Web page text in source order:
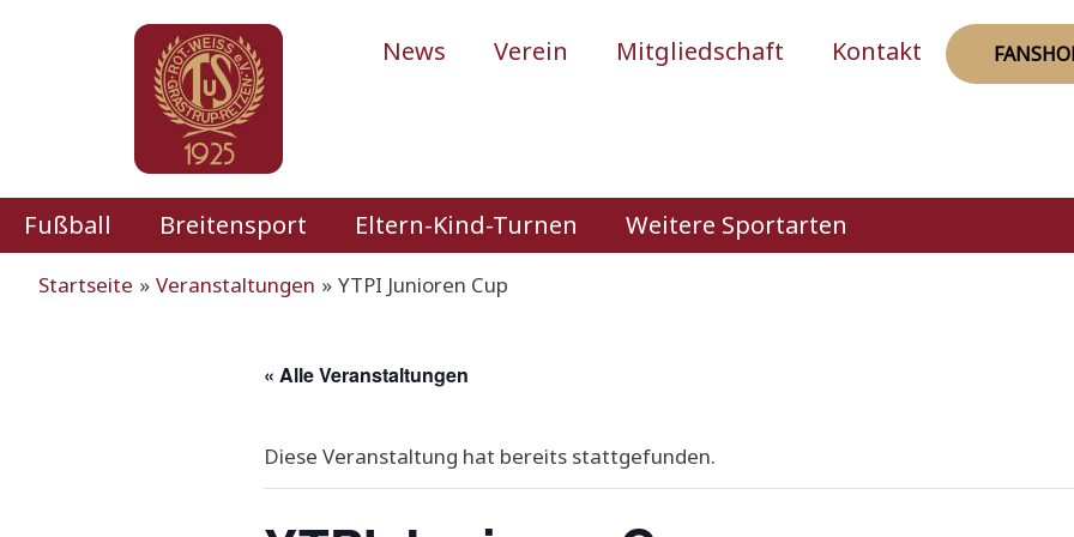
News Verein Mitgliedschaft Kontakt
Fußball Breitensport Eltern-Kind-Turnen Weitere Sportarten
Startseite Veranstaltungen YTPI Junioren Cup
« Alle Veranstaltungen
Diese Veranstaltung hat bereits stattgefunden.